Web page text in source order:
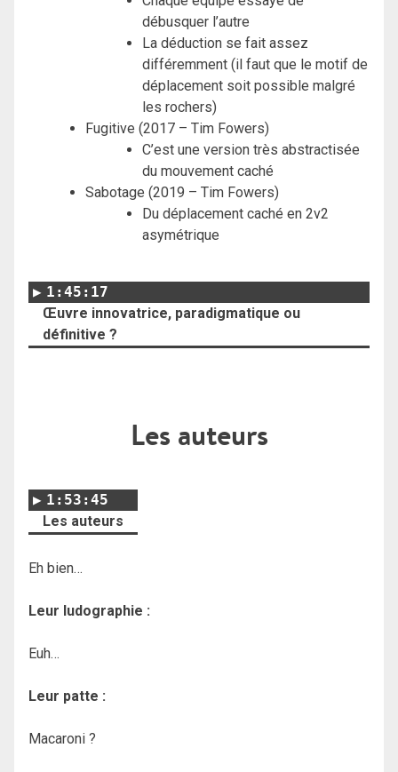
débusquer l’autre
La déduction se fait assez
différemment (il faut que le motif de
déplacement soit possible malgré
les rochers)
Fugitive (2017 – Tim Fowers)
C’est une version très abstractisée
du mouvement caché
Sabotage (2019 – Tim Fowers)
Du déplacement caché en 2v2
asymétrique
1:45:17
Œuvre innovatrice, paradigmatique ou
définitive ?
Les auteurs
1:53:45
Les auteurs
Eh bien…
Leur ludographie :
Euh…
Leur patte :
Macaroni ?